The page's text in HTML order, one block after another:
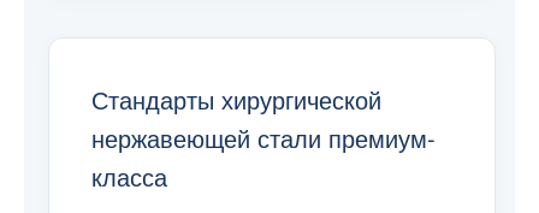
Стандарты хирургической
нержавеющей стали премиум-
класса